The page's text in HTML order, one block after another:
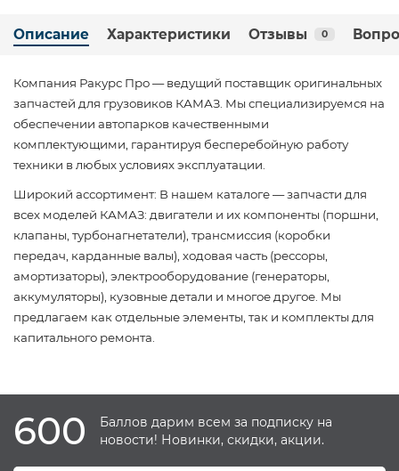
Описание Характеристики Отзывы 0
Компания Ракурс Про — ведущий поставщик оригинальных
запчастей для грузовиков КАМАЗ. Мы специализируемся на
обеспечении автопарков качественными
комплектующими, гарантируя бесперебойную работу
техники в любых условиях эксплуатации.
Широкий ассортимент: В нашем каталоге — запчасти для
всех моделей КАМАЗ: двигатели и их компоненты (поршни,
клапаны, турбонагнетатели), трансмиссия (коробки
передач, карданные валы), ходовая часть (рессоры,
амортизаторы), электрооборудование (генераторы,
аккумуляторы), кузовные детали и многое другое. Мы
предлагаем как отдельные элементы, так и комплекты для
капитального ремонта.
600
Баллов дарим всем за подписку на
новости! Новинки, скидки, акции.